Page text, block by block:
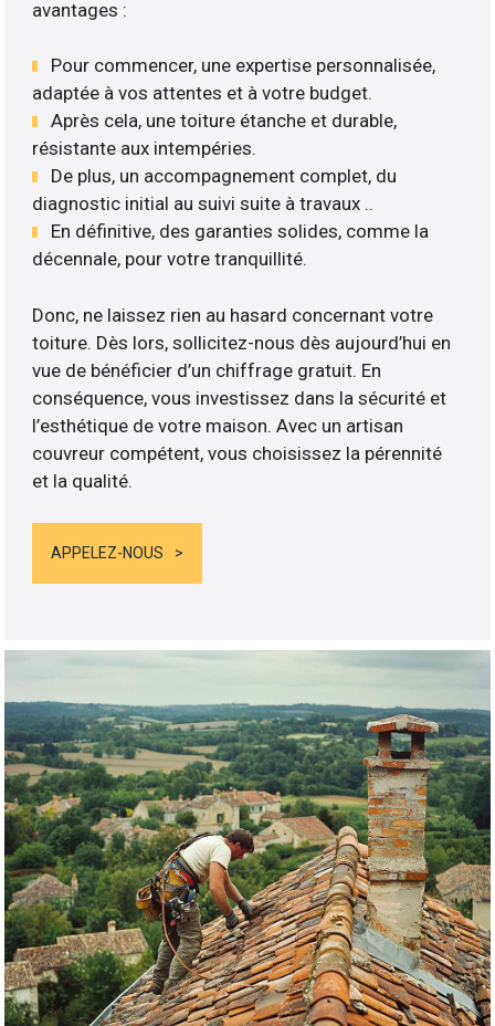
avantages :
Pour commencer, une expertise personnalisée,
adaptée à vos attentes et à votre budget.
Après cela, une toiture étanche et durable,
résistante aux intempéries.
De plus, un accompagnement complet, du
diagnostic initial au suivi suite à travaux ..
En définitive, des garanties solides, comme la
décennale, pour votre tranquillité.
Donc, ne laissez rien au hasard concernant votre
toiture. Dès lors, sollicitez-nous dès aujourd’hui en
vue de bénéficier d’un chiffrage gratuit. En
conséquence, vous investissez dans la sécurité et
l’esthétique de votre maison. Avec un artisan
couvreur compétent, vous choisissez la pérennité
et la qualité.
APPELEZ-NOUS